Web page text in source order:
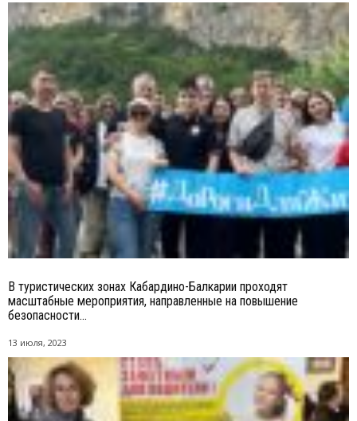
В туристических зонах Кабардино-Балкарии проходят
масштабные мероприятия, направленные на повышение
безопасности...
13 июля, 2023